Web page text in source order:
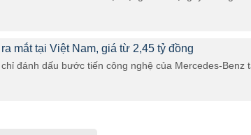
mắt tại Việt Nam, giá từ 2,45 tỷ đồng
đánh dấu bước tiến công nghệ của Mercedes-Benz